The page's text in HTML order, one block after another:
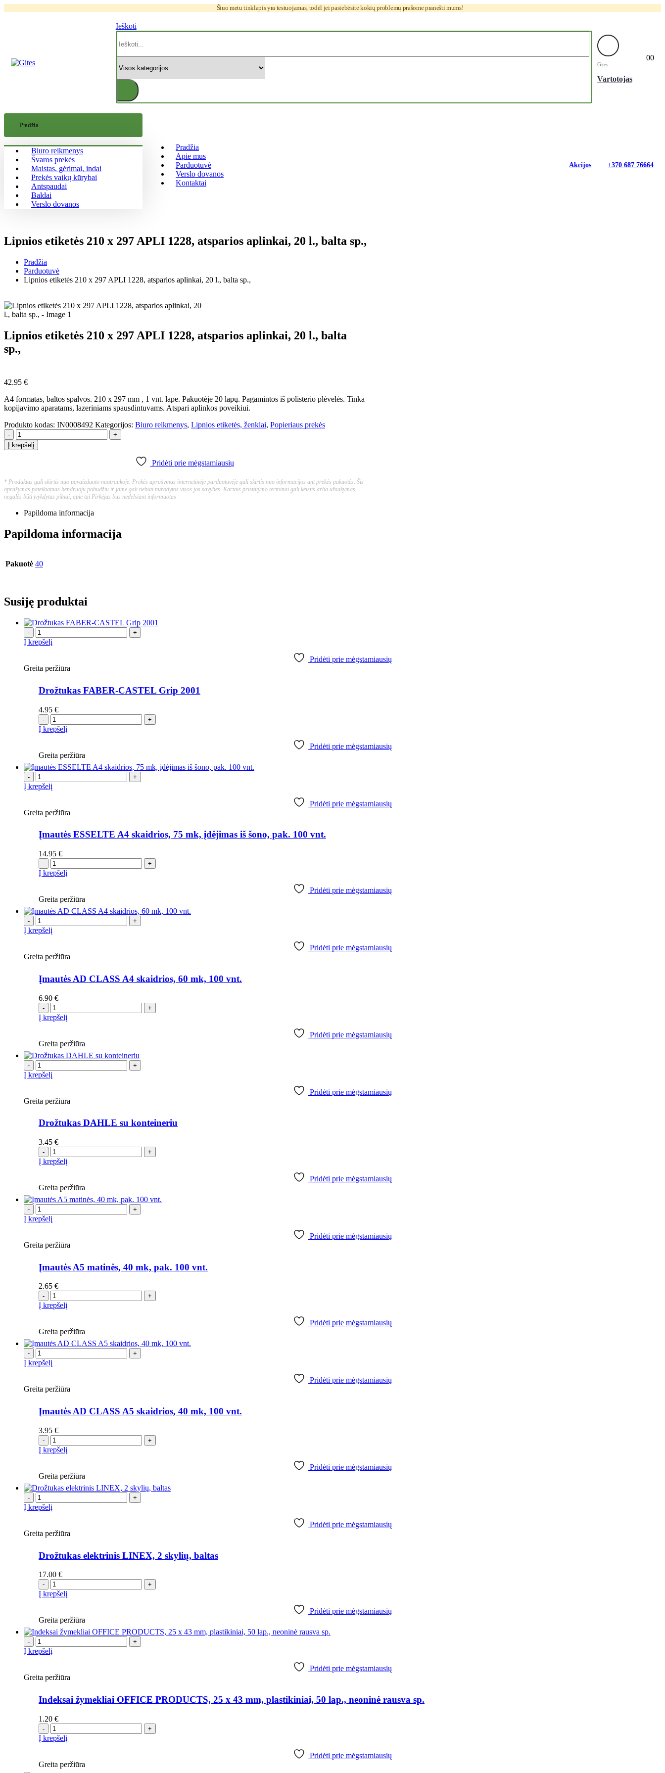
Šiuo metu tinklapis yra testuojamas, todėl jei pastebėsite kokių problemų prašome pranešti mums!
Ieškoti
Gites
Vartotojas
00
Pradžia
Biuro reikmenys
Švaros prekės
Maistas, gėrimai, indai
Prekės vaikų kūrybai
Antspaudai
Baldai
Verslo dovanos
Pradžia
Apie mus
Parduotuvė
Verslo dovanos
Kontaktai
Akcijos +370 687 76664
Lipnios etiketės 210 x 297 APLI 1228, atsparios aplinkai, 20 l., balta sp.,
Pradžia
Parduotuvė
Lipnios etiketės 210 x 297 APLI 1228, atsparios aplinkai, 20 l., balta sp.,
Lipnios etiketės 210 x 297 APLI 1228, atsparios aplinkai, 20 l., balta
sp.,
42.95 €
A4 formatas, baltos spalvos. 210 x 297 mm , 1 vnt. lape. Pakuotėje 20 lapų. Pagamintos iš polisterio plėvelės. Tinka
kopijavimo aparatams, lazeriniams spausdintuvams. Atspari aplinkos poveikiui.
Produkto kodas: IN0008492 Kategorijos: Biuro reikmenys, Lipnios etiketės, ženklai, Popieriaus prekės
-
+
Į krepšelį
Pridėti prie mėgstamiausių
* Produktas gali skirtis nuo pavaizduoto nuotraukoje. Prekės aprašymas internetinėje parduotuvėje gali skirtis nuo informacijos ant prekės pakuotės. Šis
aprašymas pateikiamas bendruoju pobūdžiu ir jame gali nebūti nurodytos visos jos savybės. Kartais pristatymo terminai gali keistis arba užsakymas
negalės būti įvykdytas pilnai, apie tai Pirkėjas bus nedelsiant informuotas
Papildoma informacija
Papildoma informacija
Pakuotė 40
Susiję produktai
- +
Į krepšelį
Pridėti prie mėgstamiausių
Greita peržiūra
Drožtukas FABER-CASTEL Grip 2001
4.95 €
- +
Į krepšelį
Pridėti prie mėgstamiausių
Greita peržiūra
- +
Į krepšelį
Pridėti prie mėgstamiausių
Greita peržiūra
Įmautės ESSELTE A4 skaidrios, 75 mk, įdėjimas iš šono, pak. 100 vnt.
14.95 €
- +
Į krepšelį
Pridėti prie mėgstamiausių
Greita peržiūra
- +
Į krepšelį
Pridėti prie mėgstamiausių
Greita peržiūra
Įmautės AD CLASS A4 skaidrios, 60 mk, 100 vnt.
6.90 €
- +
Į krepšelį
Pridėti prie mėgstamiausių
Greita peržiūra
- +
Į krepšelį
Pridėti prie mėgstamiausių
Greita peržiūra
Drožtukas DAHLE su konteineriu
3.45 €
- +
Į krepšelį
Pridėti prie mėgstamiausių
Greita peržiūra
- +
Į krepšelį
Pridėti prie mėgstamiausių
Greita peržiūra
Įmautės A5 matinės, 40 mk, pak. 100 vnt.
2.65 €
- +
Į krepšelį
Pridėti prie mėgstamiausių
Greita peržiūra
- +
Į krepšelį
Pridėti prie mėgstamiausių
Greita peržiūra
Įmautės AD CLASS A5 skaidrios, 40 mk, 100 vnt.
3.95 €
- +
Į krepšelį
Pridėti prie mėgstamiausių
Greita peržiūra
- +
Į krepšelį
Pridėti prie mėgstamiausių
Greita peržiūra
Drožtukas elektrinis LINEX, 2 skylių, baltas
17.00 €
- +
Į krepšelį
Pridėti prie mėgstamiausių
Greita peržiūra
- +
Į krepšelį
Pridėti prie mėgstamiausių
Greita peržiūra
Indeksai žymekliai OFFICE PRODUCTS, 25 x 43 mm, plastikiniai, 50 lap., neoninė rausva sp.
1.20 €
- +
Į krepšelį
Pridėti prie mėgstamiausių
Greita peržiūra